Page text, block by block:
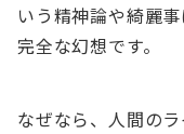
いう精神論や綺麗
完全な幻想です。
なぜなら、人間の